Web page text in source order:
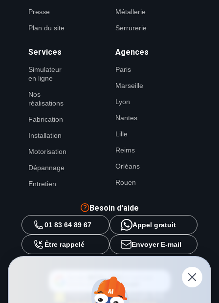
Presse
Plan du site
Métallerie
Serrurerie
Services
Simulateur
en ligne
Nos
réalisations
Fabrication
Installation
Motorisation
Dépannage
Entretien
Agences
Paris
Marseille
Lyon
Nantes
Lille
Reims
Orléans
Rouen
Besoin d'aide
01 83 64 89 67 Appel gratuit
Être rappelé Envoyer E-mail
METAL 2000
source préférée surGoogle